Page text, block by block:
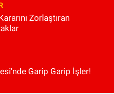
Zorlaştıran
Garip Garip İşler!